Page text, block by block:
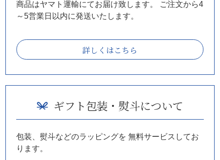
商品はヤマト運輸にてお届け致します。
ご注文から4
～5営業日以内に発送いたします。
詳しくはこちら
ギフト包装・熨斗について
包装、熨斗などのラッピングを 無料サービスしてお
ります。